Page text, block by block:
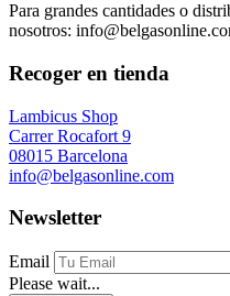
Para grandes cantidades o
nosotros:
Recoger en tienda
Lambicus Shop
Carrer Rocafort 9
08015 Barcelona
info@belgasonline.com
Newsletter
Email
Please wait...